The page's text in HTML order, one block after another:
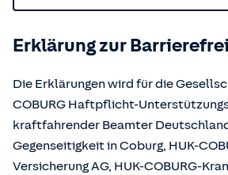
Erklärung zur
Die Erklärungen wird für die
COBURG Haftpflicht-
kraftfahrender Beamter
Gegenseitigkeit in Coburg, HUK-
Versicherung AG, HUK-COBURG-